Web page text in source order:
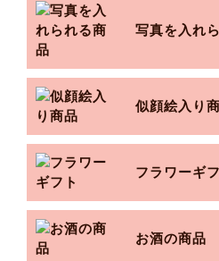
写真を入れ
似顔絵入り
フラワーギ
お酒の商品